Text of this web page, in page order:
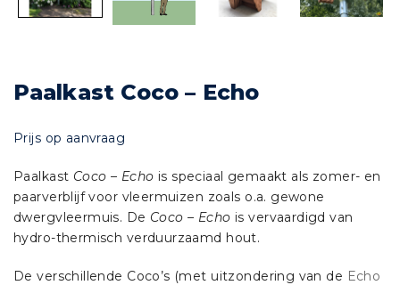
Paalkast Coco – Echo
Prijs op aanvraag
Paalkast Coco – Echo is speciaal gemaakt als zomer- en
paarverblijf voor vleermuizen zoals o.a. gewone
dwergvleermuis. De Coco – Echo is vervaardigd van
hydro-thermisch verduurzaamd hout.
De verschillende Coco’s (met uitzondering van de Echo